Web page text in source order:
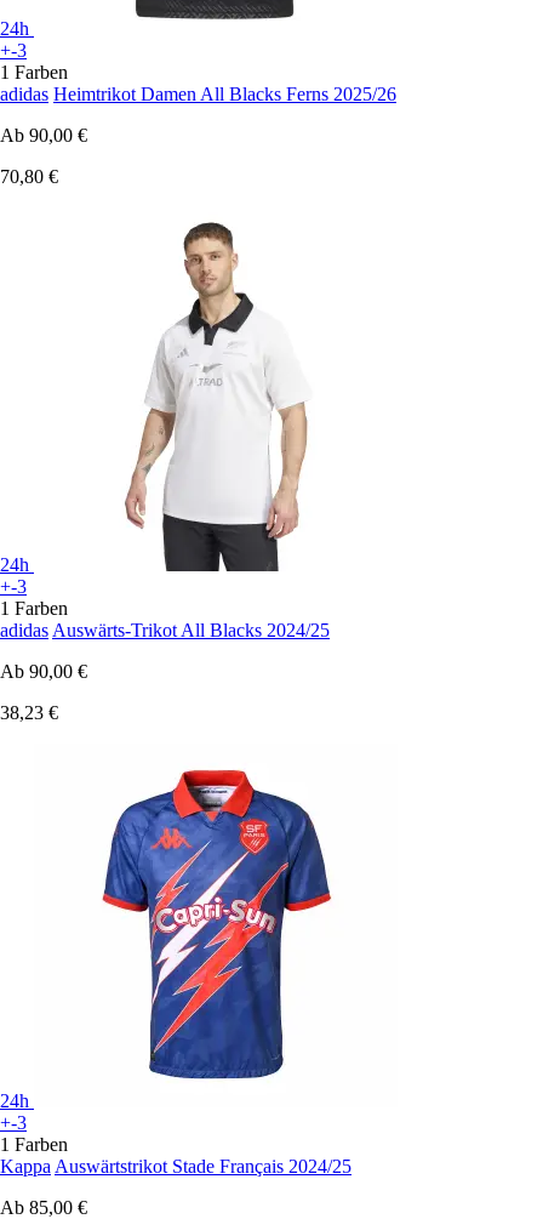
24h
+-3
1 Farben
adidas Heimtrikot Damen All Blacks Ferns 2025/26
Ab 90,00 €
70,80 €
24h
+-3
1 Farben
adidas Auswärts-Trikot All Blacks 2024/25
Ab 90,00 €
38,23 €
24h
+-3
1 Farben
Kappa Auswärtstrikot Stade Français 2024/25
Ab 85,00 €